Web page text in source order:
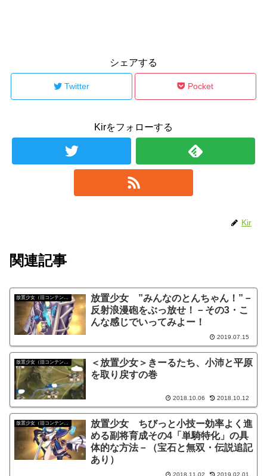
シェアする
Twitter Pocket
Kirをフォローする
Kir
関連記事
放置少女 ”みんなのとんちゃん！”－
反射浪漫砲をぶっ放せ！－その3・こ
んな感じでいってみよー！
2019.07.15
放置少女（旧コンテンツ）
＜放置少女＞きーるたち、小沛と平原
を取り戻すの巻
2018.10.06 2018.10.12
放置少女（旧コンテンツ）
放置少女 ちびっと小技ー効率よく進
める副将育成その4「単騎特化」の具
体的な方法－（宝石と無双・伝説追記
あり）
2018.11.02 2019.02.01